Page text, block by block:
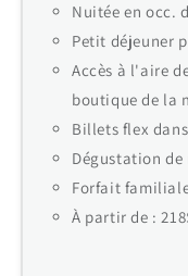
Nuitée en occ.
Petit déjeuner
Accès à l'aire
boutique de la
Billets flex
Dégustation de
Forfait
À partir de :